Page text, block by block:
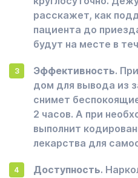
расскажет, как
пациента до
будут на месте в
Эффективность.
дом для вывода из
снимет
2 часов. А при
выполнит
лекарства для
Доступность.